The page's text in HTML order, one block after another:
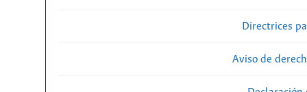
Directrices
Aviso de